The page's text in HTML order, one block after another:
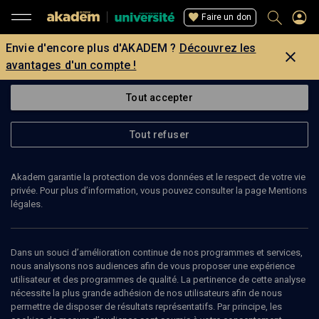
Faire un don
Envie d'encore plus d'AKADEM ? Découvrez les
avantages d'un compte !
Tout accepter
Tout refuser
Akadem garantie la protection de vos données et le respect de votre vie
privée. Pour plus d’information, vous pouvez consulter la page Mentions
légales.
Dans un souci d’amélioration continue de nos programmes et services,
nous analysons nos audiences afin de vous proposer une expérience
utilisateur et des programmes de qualité. La pertinence de cette analyse
nécessite la plus grande adhésion de nos utilisateurs afin de nous
permettre de disposer de résultats représentatifs. Par principe, les